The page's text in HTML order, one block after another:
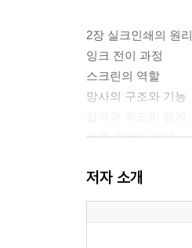
2장 실크인쇄의 원리
잉크 전이 과정
스크린의 역할
망사의 구조와 기능
건조 과정의 이해
3장 실크인쇄 장비
저자 소개